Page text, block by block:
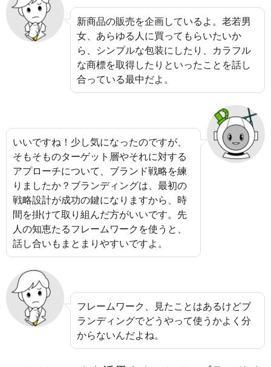
新商品の販売を企画しているよ。老若男
女、あらゆる人に買ってもらいたいか
ら、シンプルな包装にしたり、カラフル
な商標を取得したりといったことを話し
合っている最中だよ。
いいですね！少し気になったのですが、
そもそものターゲット層やそれに対する
アプローチについて、ブランド戦略を練
りましたか？ブランディングは、最初の
戦略設計が成功の鍵になりますから、時
間を掛けて取り組んだ方がいいです。先
人の知恵たるフレームワークを使うと、
話し合いもまとまりやすいですよ。
フレームワーク、見たことはあるけどブ
ランディングでどうやって使うかよく分
からないんだよね。